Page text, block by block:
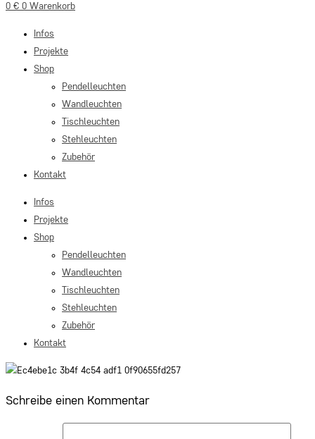
0 € 0 Warenkorb
Infos
Projekte
Shop
Pendelleuchten
Wandleuchten
Tischleuchten
Stehleuchten
Zubehör
Kontakt
Infos
Projekte
Shop
Pendelleuchten
Wandleuchten
Tischleuchten
Stehleuchten
Zubehör
Kontakt
Schreibe einen Kommentar